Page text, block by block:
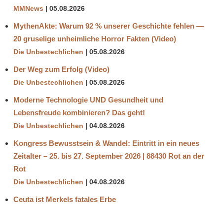
MMNews 05.08.2026
MythenAkte: Warum 92 % unserer Geschichte fehlen —
20 gruselige unheimliche Horror Fakten (Video)
Die Unbestechlichen 05.08.2026
Der Weg zum Erfolg (Video)
Die Unbestechlichen 05.08.2026
Moderne Technologie UND Gesundheit und
Lebensfreude kombinieren? Das geht!
Die Unbestechlichen 04.08.2026
Kongress Bewusstsein & Wandel: Eintritt in ein neues
Zeitalter – 25. bis 27. September 2026 | 88430 Rot an der
Rot
Die Unbestechlichen 04.08.2026
Ceuta ist Merkels fatales Erbe